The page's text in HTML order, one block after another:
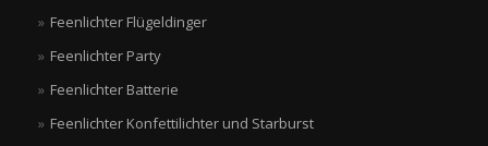
Feenlichter Flügeldinger
Feenlichter Party
Feenlichter Batterie
Feenlichter Konfettilichter und Starburst